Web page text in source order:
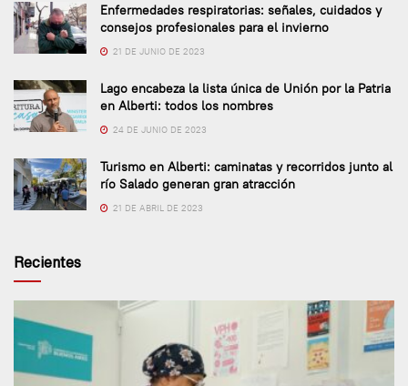
Enfermedades respiratorias: señales, cuidados y
consejos profesionales para el invierno
21 DE JUNIO DE 2023
Lago encabeza la lista única de Unión por la Patria
en Alberti: todos los nombres
24 DE JUNIO DE 2023
Turismo en Alberti: caminatas y recorridos junto al
río Salado generan gran atracción
21 DE ABRIL DE 2023
Recientes